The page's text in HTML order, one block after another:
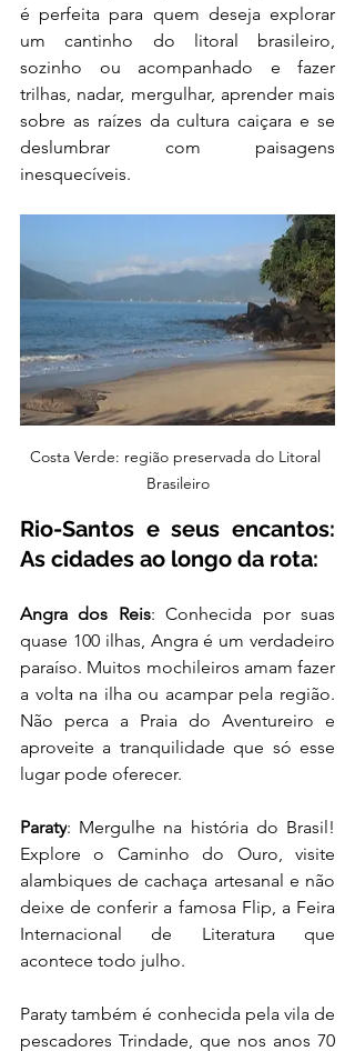
é perfeita para quem deseja explorar
um cantinho do litoral brasileiro,
sozinho ou acompanhado e fazer
trilhas, nadar, mergulhar, aprender mais
sobre as raízes da cultura caiçara e se
deslumbrar com paisagens
inesquecíveis.
Costa Verde: região preservada do Litoral
Brasileiro
Rio-Santos e seus encantos:
As cidades ao longo da rota:
Angra dos Reis: Conhecida por suas
quase 100 ilhas, Angra é um verdadeiro
paraíso. Muitos mochileiros amam fazer
a volta na ilha ou acampar pela região.
Não perca a Praia do Aventureiro e
aproveite a tranquilidade que só esse
lugar pode oferecer.
Paraty: Mergulhe na história do Brasil!
Explore o Caminho do Ouro, visite
alambiques de cachaça artesanal e não
deixe de conferir a famosa Flip, a Feira
Internacional de Literatura que
acontece todo julho.
Paraty também é conhecida pela vila de
pescadores Trindade, que nos anos 70